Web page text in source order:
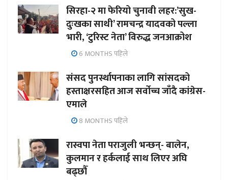
सिरहा-२ मा फेरियो चुनावी लहर:’सुख-
दुःखका साथी’ रामचन्द्र यादवको पल्ला
भारी, ‘टुरिस्ट नेता’ विरुद्ध जनआक्रोश
6 MONTHS पहिले
संसद पुनर्स्थापनाका लागि सांसदको
हस्ताक्षरसहित आज सर्वोच्च जाँदै कांग्रेस-
एमाले
8 MONTHS पहिले
रास्वपा नेता पराजुली भन्छन्- बालेन,
कुलमान र हर्कलाई साथ लिएर अघि
बढ्छौँ